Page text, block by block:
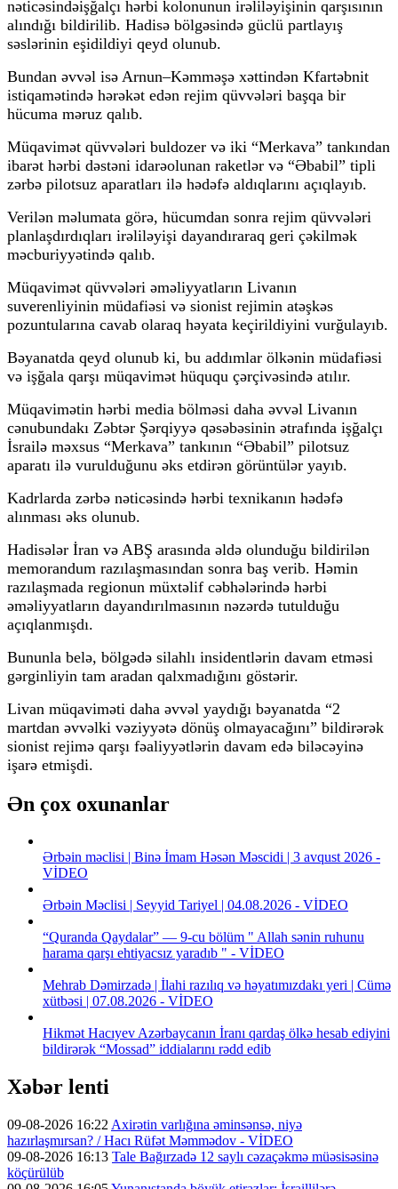
nəticəsindəişğalçı hərbi kolonunun irəliləyişinin qarşısının
alındığı bildirilib. Hadisə bölgəsində güclü partlayış
səslərinin eşidildiyi qeyd olunub.
Bundan əvvəl isə Arnun–Kəmməşə xəttindən Kfartəbnit
istiqamətində hərəkət edən rejim qüvvələri başqa bir
hücuma məruz qalıb.
Müqavimət qüvvələri buldozer və iki “Merkava” tankından
ibarət hərbi dəstəni idarəolunan raketlər və “Əbabil” tipli
zərbə pilotsuz aparatları ilə hədəfə aldıqlarını açıqlayıb.
Verilən məlumata görə, hücumdan sonra rejim qüvvələri
planlaşdırdıqları irəliləyişi dayandıraraq geri çəkilmək
məcburiyyətində qalıb.
Müqavimət qüvvələri əməliyyatların Livanın
suverenliyinin müdafiəsi və sionist rejimin atəşkəs
pozuntularına cavab olaraq həyata keçirildiyini vurğulayıb.
Bəyanatda qeyd olunub ki, bu addımlar ölkənin müdafiəsi
və işğala qarşı müqavimət hüququ çərçivəsində atılır.
Müqavimətin hərbi media bölməsi daha əvvəl Livanın
cənubundakı Zəbtər Şərqiyyə qəsəbəsinin ətrafında işğalçı
İsrailə məxsus “Merkava” tankının “Əbabil” pilotsuz
aparatı ilə vurulduğunu əks etdirən görüntülər yayıb.
Kadrlarda zərbə nəticəsində hərbi texnikanın hədəfə
alınması əks olunub.
Hadisələr İran və ABŞ arasında əldə olunduğu bildirilən
memorandum razılaşmasından sonra baş verib. Həmin
razılaşmada regionun müxtəlif cəbhələrində hərbi
əməliyyatların dayandırılmasının nəzərdə tutulduğu
açıqlanmışdı.
Bununla belə, bölgədə silahlı insidentlərin davam etməsi
gərginliyin tam aradan qalxmadığını göstərir.
Livan müqaviməti daha əvvəl yaydığı bəyanatda “2
martdan əvvəlki vəziyyətə dönüş olmayacağını” bildirərək
sionist rejimə qarşı fəaliyyətlərin davam edə biləcəyinə
işarə etmişdi.
Ən çox oxunanlar
Ərbəin məclisi | Binə İmam Həsən Məscidi | 3 avqust 2026 -
VİDEO
Ərbəin Məclisi | Seyyid Tariyel | 04.08.2026 - VİDEO
“Quranda Qaydalar” — 9-cu bölüm " Allah sənin ruhunu
harama qarşı ehtiyacsız yaradıb " - VİDEO
Mehrab Dəmirzadə | İlahi razılıq və həyatımızdakı yeri | Cümə
xütbəsi | 07.08.2026 - VİDEO
Hikmət Hacıyev Azərbaycanın İranı qardaş ölkə hesab ediyini
bildirərək “Mossad” iddialarını rədd edib
Xəbər lenti
09-08-2026 16:22 Axirətin varlığına əminsənsə, niyə
hazırlaşmırsan? / Hacı Rüfət Məmmədov - VİDEO
09-08-2026 16:13 Tale Bağırzadə 12 saylı cəzaçəkmə müəsisəsinə
köçürülüb